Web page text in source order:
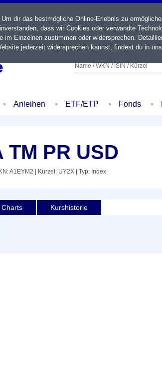
Name / WKN / ISIN / Kürzel
Anleihen ETF/ETP Fonds
TM PR USD
A1EYM2 | Kürzel: UY2X | Typ: Index
Charts Kurshistorie
dir das bestmögliche Online-Erlebnis zu
dass wir Cookies oder verwandte
im Einzelnen zustimmen oder widersprechen.
jederzeit widersprechen kannst, findest du in